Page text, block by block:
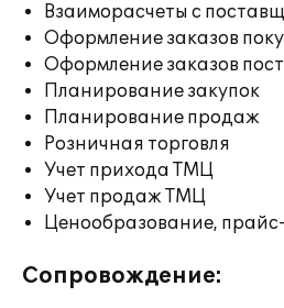
Взаиморасчеты с
Оформление заказов
Оформление заказов
Планирование закупок
Планирование продаж
Розничная торговля
Учет прихода ТМЦ
Учет продаж ТМЦ
Ценообразование,
Сопровождение: